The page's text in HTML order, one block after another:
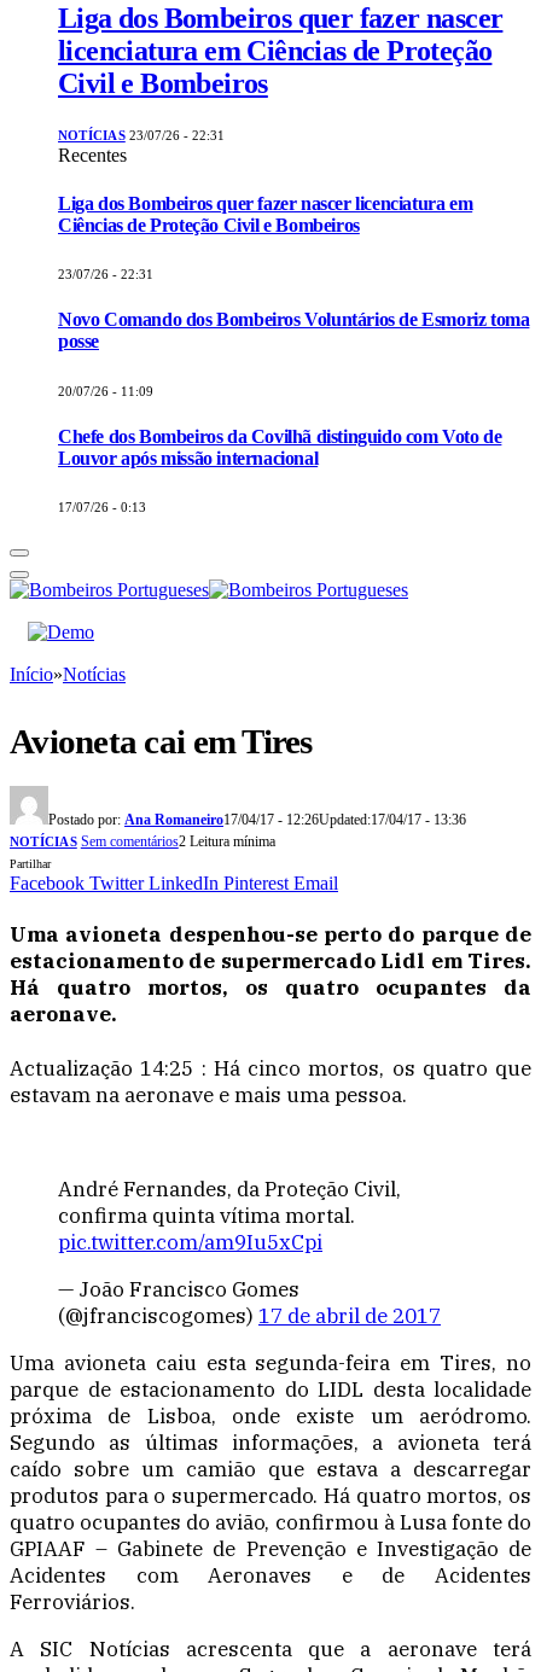
Liga dos Bombeiros quer fazer nascer
licenciatura em Ciências de Proteção
Civil e Bombeiros
NOTÍCIAS 23/07/26 - 22:31
Recentes
Liga dos Bombeiros quer fazer nascer licenciatura em
Ciências de Proteção Civil e Bombeiros
23/07/26 - 22:31
Novo Comando dos Bombeiros Voluntários de Esmoriz toma
posse
20/07/26 - 11:09
Chefe dos Bombeiros da Covilhã distinguido com Voto de
Louvor após missão internacional
17/07/26 - 0:13
Início»Notícias
Avioneta cai em Tires
Postado por: Ana Romaneiro17/04/17 - 12:26Updated:17/04/17 - 13:36
NOTÍCIAS Sem comentários2 Leitura mínima
Partilhar
Facebook Twitter LinkedIn Pinterest Email
Uma avioneta despenhou-se perto do parque de
estacionamento de supermercado Lidl em Tires.
Há quatro mortos, os quatro ocupantes da
aeronave.
Actualização 14:25 : Há cinco mortos, os quatro que
estavam na aeronave e mais uma pessoa.
André Fernandes, da Proteção Civil,
confirma quinta vítima mortal.
pic.twitter.com/am9Iu5xCpi
— João Francisco Gomes
(@jfranciscogomes) 17 de abril de 2017
Uma avioneta caiu esta segunda-feira em Tires, no
parque de estacionamento do LIDL desta localidade
próxima de Lisboa, onde existe um aeródromo.
Segundo as últimas informações, a avioneta terá
caído sobre um camião que estava a descarregar
produtos para o supermercado. Há quatro mortos, os
quatro ocupantes do avião, confirmou à Lusa fonte do
GPIAAF – Gabinete de Prevenção e Investigação de
Acidentes com Aeronaves e de Acidentes
Ferroviários.
A SIC Notícias acrescenta que a aeronave terá